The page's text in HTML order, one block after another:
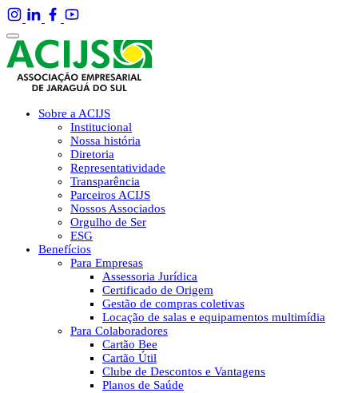
Sobre a ACIJS
Institucional
Nossa história
Diretoria
Representatividade
Transparência
Parceiros ACIJS
Nossos Associados
Orgulho de Ser
ESG
Benefícios
Para Empresas
Assessoria Jurídica
Certificado de Origem
Gestão de compras coletivas
Locação de salas e equipamentos multimídia
Para Colaboradores
Cartão Bee
Cartão Útil
Clube de Descontos e Vantagens
Planos de Saúde